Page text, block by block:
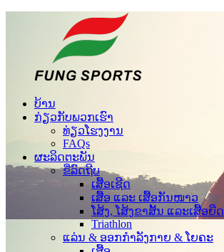
ບ້ານ
ກ່ຽວກັບພວກເຮົາ
ທ່ຽວໂຮງງານ
FAQs
ຜະລິດຕະພັນ
ຂີ່ລົດຖີບ
ເສື້ອເຊີດ
ເສື້ອ ແລະ ເສື້ອກັນໜາວ
ໂສ້ງ, ໂສ້ງຂາສັ້ນ ແລະເສື້ອຍືດ
Triathlon
ແລ່ນ & ອອກກຳລັງກາຍ & ໂຍຄະ